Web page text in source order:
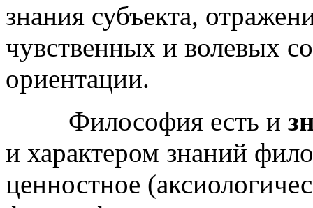
знания субъекта,
чувственных и волевых
ориентации.
Философия есть и
и характером знаний
ценностное